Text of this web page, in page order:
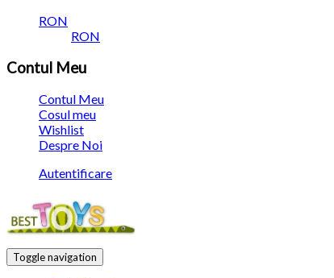
RON
RON
Contul Meu
Contul Meu
Cosul meu
Wishlist
Despre Noi
Autentificare
Toggle navigation